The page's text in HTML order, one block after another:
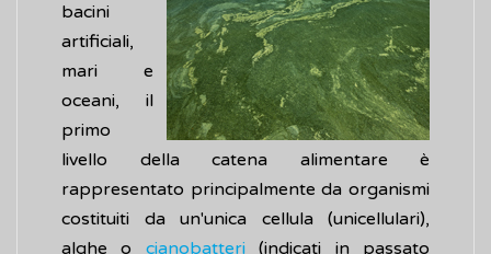
bacini
artificiali,
mari e
oceani, il
primo
livello della catena alimentare è
rappresentato principalmente da organismi
costituiti da un'unica cellula (unicellulari),
alghe o cianobatteri(indicati in passato